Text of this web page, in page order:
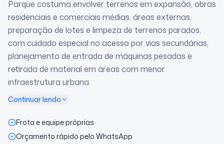
Parque costuma envolver terrenos em expansão, obras
residenciais e comerciais médias, áreas externas,
preparação de lotes e limpeza de terrenos parados,
com cuidado especial no acesso por vias secundárias,
planejamento de entrada de máquinas pesadas e
retirada de material em áreas com menor
infraestrutura urbana.
Continuar lendo
Frota e equipe próprias
Orçamento rápido pelo WhatsApp